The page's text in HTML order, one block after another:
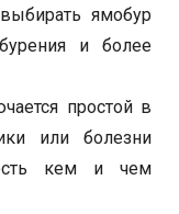
ямобур
и более
простой в
или болезни
кем и чем